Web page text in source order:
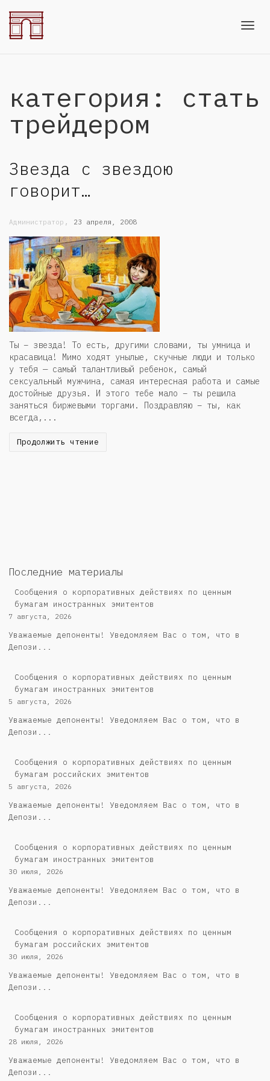
категория: стать
трейдером
Звезда с звездою
говорит…
Администратор , 23 апреля, 2008
Ты – звезда! То есть, другими словами, ты умница и
красавица! Мимо ходят унылые, скучные люди и только
у тебя — самый талантливый ребенок, самый
сексуальный мужчина, самая интересная работа и самые
достойные друзья. И этого тебе мало – ты решила
заняться биржевыми торгами. Поздравляю – ты, как
всегда,...
Продолжить чтение
Последние материалы
Сообщения о корпоративных действиях по ценным
бумагам иностранных эмитентов
7 августа, 2026
Уважаемые депоненты! Уведомляем Вас о том, что в
Депози...
Сообщения о корпоративных действиях по ценным
бумагам иностранных эмитентов
5 августа, 2026
Уважаемые депоненты! Уведомляем Вас о том, что в
Депози...
Cообщения о корпоративных действиях по ценным
бумагам российских эмитентов
5 августа, 2026
Уважаемые депоненты! Уведомляем Вас о том, что в
Депози...
Сообщения о корпоративных действиях по ценным
бумагам иностранных эмитентов
30 июля, 2026
Уважаемые депоненты! Уведомляем Вас о том, что в
Депози...
Cообщения о корпоративных действиях по ценным
бумагам российских эмитентов
30 июля, 2026
Уважаемые депоненты! Уведомляем Вас о том, что в
Депози...
Сообщения о корпоративных действиях по ценным
бумагам иностранных эмитентов
28 июля, 2026
Уважаемые депоненты! Уведомляем Вас о том, что в
Депози...